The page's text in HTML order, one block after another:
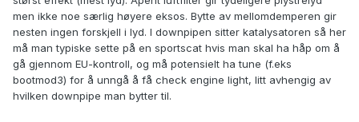
men ikke noe særlig høyere eksos. Bytte av mellomdemperen gir
nesten ingen forskjell i lyd. I downpipen sitter katalysatoren så her
må man typiske sette på en sportscat hvis man skal ha håp om å
gå gjennom EU-kontroll, og må potensielt ha tune (f.eks
bootmod3) for å unngå å få check engine light, litt avhengig av
hvilken downpipe man bytter til.